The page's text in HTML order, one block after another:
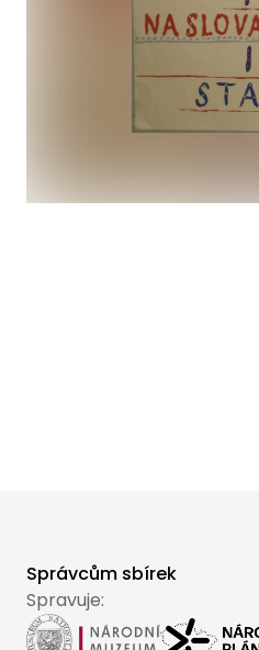
Správcům sbírek
Spravuje: